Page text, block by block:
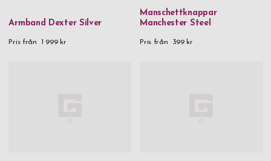
Armband Dexter Silver
Pris från 1 999 kr
Manschettknappar
Manchester Steel
Pris från 399 kr